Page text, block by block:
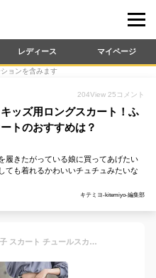
レディース マイページ
ョンを含みます
204View 25 コメント
ッズ用ロングスカート！ふ
トのおすすめは？
履きたがっている娘に買ってあげたい
ても着れるかわいいチュチュみたいな
キテミヨ-kitemiyo-編集部
マキシ丈スカート キッズ 女の子 スカート チュールスカート フレアスカート チュチュスカート 女児 チュチュ ロング丈ワンピース ワンピース 通学 通園 ウエストゴム 子供用 春 夏 秋 冬 卒業式 卒園式 無地 ベージュ ブルー ブラック 110/120/130/140/150/160/170cm